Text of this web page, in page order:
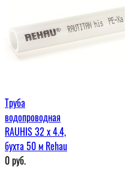
Труба
водопроводная
RAUHIS 32 x 4.4,
бухта 50 м Rehau
0руб.